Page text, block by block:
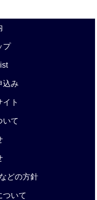
プ
込み
ト
いて
どの方針
ついて